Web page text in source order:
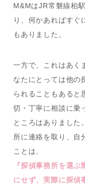
M&MはJR常磐線柏
り、何かあればすぐ
もありました。
一方で、これはあく
なたにとっては他の
られることもあると
切・丁寧に相談に乗
ところはありました
所に連絡を取り、自
ことは、
『探偵事務所を選
にせず、実際に探偵